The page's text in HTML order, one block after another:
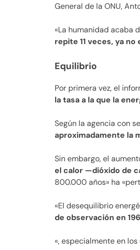
General de la ONU,
«La humanidad acaba
repite 11 veces, ya no
Equilibrio
Por primera vez, el
la tasa a la que la
Según la agencia con
aproximadamente la
Sin embargo, el
el calor —dióxido de
800.000 años» ha
«El desequilibrio
de observación en
«, especialmente en